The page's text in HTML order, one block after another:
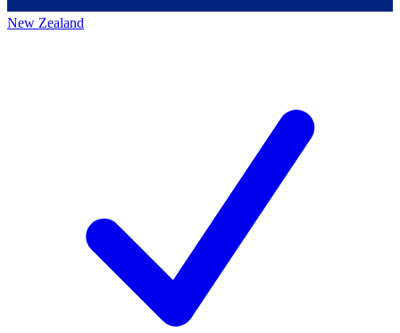
New Zealand